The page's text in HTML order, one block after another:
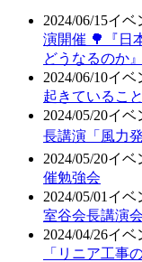
2024/06/15イベ
演開催 🌳『日
どうなるのか
2024/06/10イベ
起きているこ
2024/05/20イベ
長講演「風力
2024/05/20イベ
催勉強会
2024/05/01 イベ
室谷会長講演
2024/04/26イベ
「リニア工事